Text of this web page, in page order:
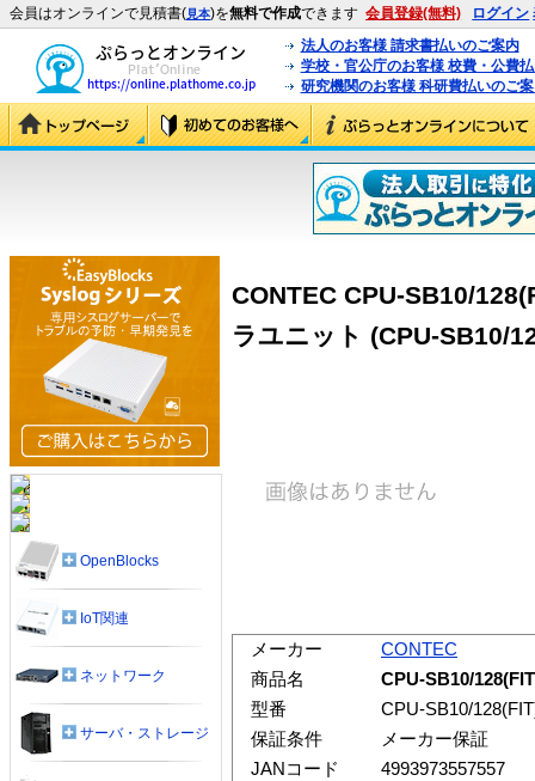
会員はオンラインで見積書(見本)を無料で作成できます 会員登録(無料) ログイン
法人のお客様 請求書払いのご案内
学校・官公庁のお客様 校費・公費
研究機関のお客様 科研費払いのご
CONTEC CPU-SB10/
ラユニット (CPU-SB10/
メーカー
CONTEC
商品名
CPU-SB10/
型番
CPU-SB10/
保証条件
メーカー保証
JANコード
4993973557557
OpenBlocks
IoT関連
ネットワーク
サーバ・ストレージ